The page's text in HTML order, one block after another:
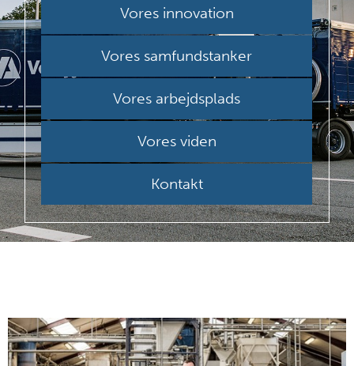
Vores innovation
Vores samfundstanker
Vores arbejdsplads
Vores viden
Kontakt